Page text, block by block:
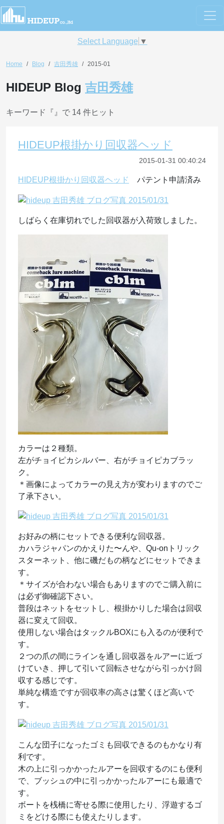
Select Language ▼
Home Blog 吉田秀雄 2015-01
HIDEUP Blog 吉田秀雄
キーワード『 』で 14 件ヒット
HIDEUP根掛かり回収器ヘッド
2015-01-31 00:40:24
HIDEUP根掛かり回収器ヘッド パテント申請済み
しばらく在庫切れでした回収器が入荷致しました。
カラーは２種類。
左がチョイピカシルバー、右がチョイピカブラッ
ク。
＊画像によってカラーの見え方が変わりますのでご
了承下さい。
お好みの柄にセットできる便利な回収器。
カハラジャパンのかえりた〜んや、Qu-onトリック
スターネット、他に磯だもの柄などにセットできま
す。
＊サイズが合わない場合もありますのでご購入前に
は必ず御確認下さい。
普段はネットをセットし、根掛かりした場合は回収
器に変えて回収。
使用しない場合はタックルBOXにも入るのが便利で
す。
２つの爪の間にラインを通し回収器をルアーに近づ
けていき、押して引いて回転させながら引っかけ回
収する感じです。
単純な構造ですが回収率の高さは驚くほど高いで
す。
こんな団子になったゴミも回収できるのもかなり有
利です。
木の上に引っかかったルアーを回収するのにも便利
で、ブッシュの中に引っかかったルアーにも最適で
す。
ボートを桟橋に寄せる際に使用したり、浮遊するゴ
ミをどける際にも使えたりします。